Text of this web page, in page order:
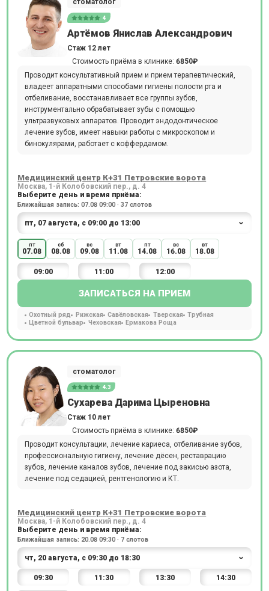
стоматолог
4
Артёмов Янислав Александрович
Стаж 12 лет
Стоимость приёма в клинике: 6850₽
Проводит консультативный прием и прием терапевтический,
владеет аппаратными способами гигиены полости рта и
отбеливание, восстанавливает все группы зубов,
инструментально обрабатывает зубы с помощью
ультразвуковых аппаратов. Проводит эндодонтическое
лечение зубов, имеет навыки работы с микроскопом и
бинокулярами, работает с коффердамом.
Медицинский центр К+31 Петровские ворота
Москва, 1-й Колобовский пер., д. 4
Выберите день и время приёма:
Ближайшая запись: 07.08 09:00 · 37 слотов
пт
07.08
сб
08.08
вс
09.08
вт
11.08
пт
14.08
вс
16.08
вт
18.08
09:00 11:00 12:00
ЗАПИСАТЬСЯ НА ПРИЕМ
Охотный ряд Рижская Савёловская Тверская
Трубная
Цветной бульвар
Чеховская Ермакова Роща
стоматолог
4.3
Сухарева Дарима Цыреновна
Стаж 10 лет
Стоимость приёма в клинике: 6850₽
Проводит консультации, лечение кариеса, отбеливание зубов,
профессиональную гигиену, лечение дёсен, реставрацию
зубов, лечение каналов зубов, лечение под закисью азота,
лечение под седацией, рентгенологию и КТ.
Медицинский центр К+31 Петровские ворота
Москва, 1-й Колобовский пер., д. 4
Выберите день и время приёма:
Ближайшая запись: 20.08 09:30 · 7 слотов
09:30 11:30 13:30 14:30